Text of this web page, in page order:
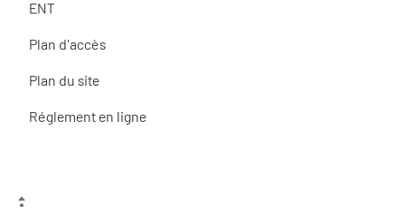
ENT
Plan d'accès
Plan du site
Réglement en ligne